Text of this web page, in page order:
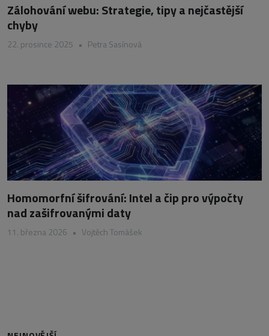
Zálohování webu: Strategie, tipy a nejčastější
chyby
22. prosince 2025 • Petra Sasínová
Homomorfní šifrování: Intel a čip pro výpočty
nad zašifrovanými daty
11. března 2026 • Vojtěch Tomášek